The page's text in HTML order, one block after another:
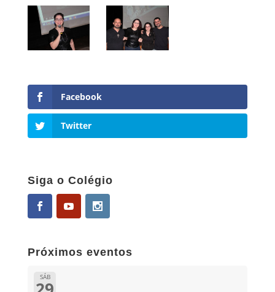
Facebook
Twitter
Siga o Colégio
Próximos eventos
SÁB